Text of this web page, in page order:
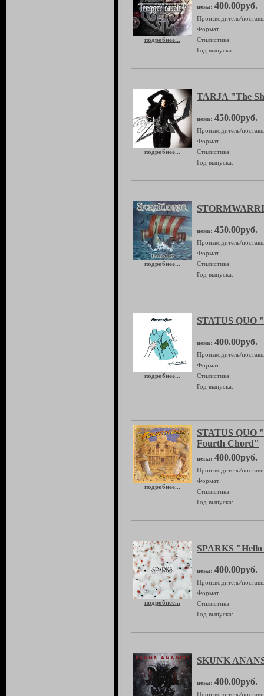
подробнее...
цена: 400.00руб.
Производитель/
Формат:
Стилистика:
Год выпуска:
подробнее...
TARJA "The
цена: 450.00руб.
Производитель/
Формат:
Стилистика:
Год выпуска:
подробнее...
цена: 450.00руб.
Производитель/
Формат:
Стилистика:
Год выпуска:
подробнее...
STATUS QUO
цена: 400.00руб.
Производитель/
Формат:
Стилистика:
Год выпуска:
подробнее...
STATUS QUO
Fourth Chord"
цена: 400.00руб.
Производитель/
Формат:
Стилистика:
Год выпуска:
подробнее...
SPARKS
цена: 400.00руб.
Производитель/
Формат:
Стилистика:
Год выпуска:
SKUNK
цена: 400.00руб.
Производитель/